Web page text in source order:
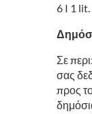
6 I 1 lit.
Σε
σας
προς